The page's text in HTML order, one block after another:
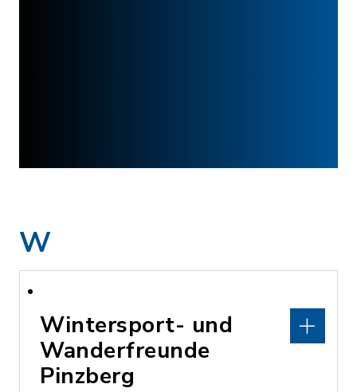
W
Wintersport- und
Wanderfreunde
Pinzberg